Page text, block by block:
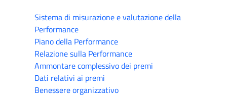
Performance
Sistema di misurazione e valutazione della
Performance
Piano della Performance
Relazione sulla Performance
Ammontare complessivo dei premi
Dati relativi ai premi
Benessere organizzativo